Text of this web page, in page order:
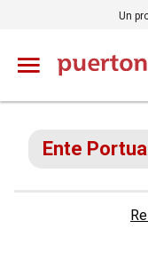
Un
Ente